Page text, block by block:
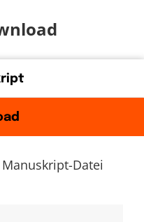
Datei